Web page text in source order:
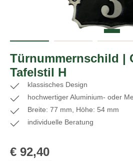
Türnummernschild |
Tafelstil H
klassisches Design
hochwertiger Aluminium- oder
Breite: 77 mm, Höhe: 54 mm
individuelle Beratung
Regulärer Preis:
€ 92,40